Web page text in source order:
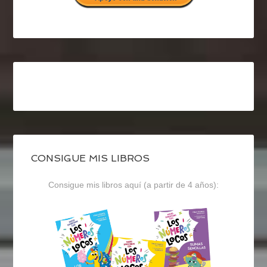
CONSIGUE MIS LIBROS
Consigue mis libros aquí (a partir de 4 años):